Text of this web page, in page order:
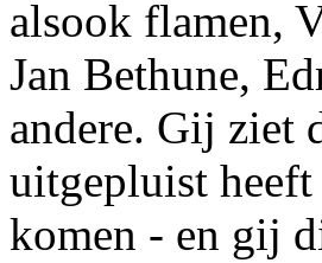
alsook flamen,
Jan Bethune,
andere. Gij ziet
uitgepluist
komen - en gij